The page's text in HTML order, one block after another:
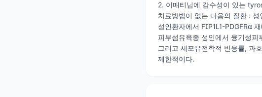
2. 이매티닙에 감수성이 있는
치료방법이 없는 다음의 질환 :
성인환자에서 FIP1L1-PDGFRα
피부섬유육종 성인에서 융기성
그리고 세포유전학적 반응률, 과
제한적이다.